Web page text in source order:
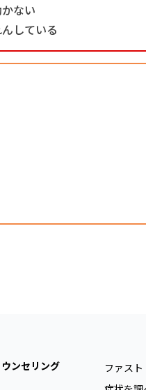
ない
している
ンセリング
ファス